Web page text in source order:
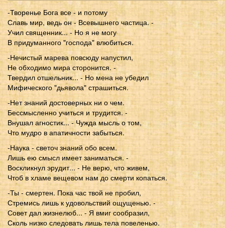
-Творенье Бога все - и потому
Славь мир, ведь он - Всевышнего частица. -
Учил священник... - Но я не могу
В придуманного "господа" влюбиться.
-Нечистый марева повсюду напустил,
Не обходимо мира сторонится. -
Твердил отшельник... - Но мена не убедил
Мифического "дьявола" страшиться.
-Нет знаний достоверных ни о чем.
Бессмысленно учиться и трудится. -
Внушал агностик... - Чужда мысль о том,
Что мудро в апатичности забыться.
-Наука - светоч знаний обо всем.
Лишь ею смысл имеет заниматься. -
Воскликнул эрудит... - Не верю, что живем,
Чтоб в хламе вещевом нам до смерти копаться.
-Ты - смертен. Пока час твой не пробил,
Стремись лишь к удовольствий ощущенью. -
Совет дал жизнелюб... - Я вмиг сообразил,
Сколь низко следовать лишь тела повеленью.